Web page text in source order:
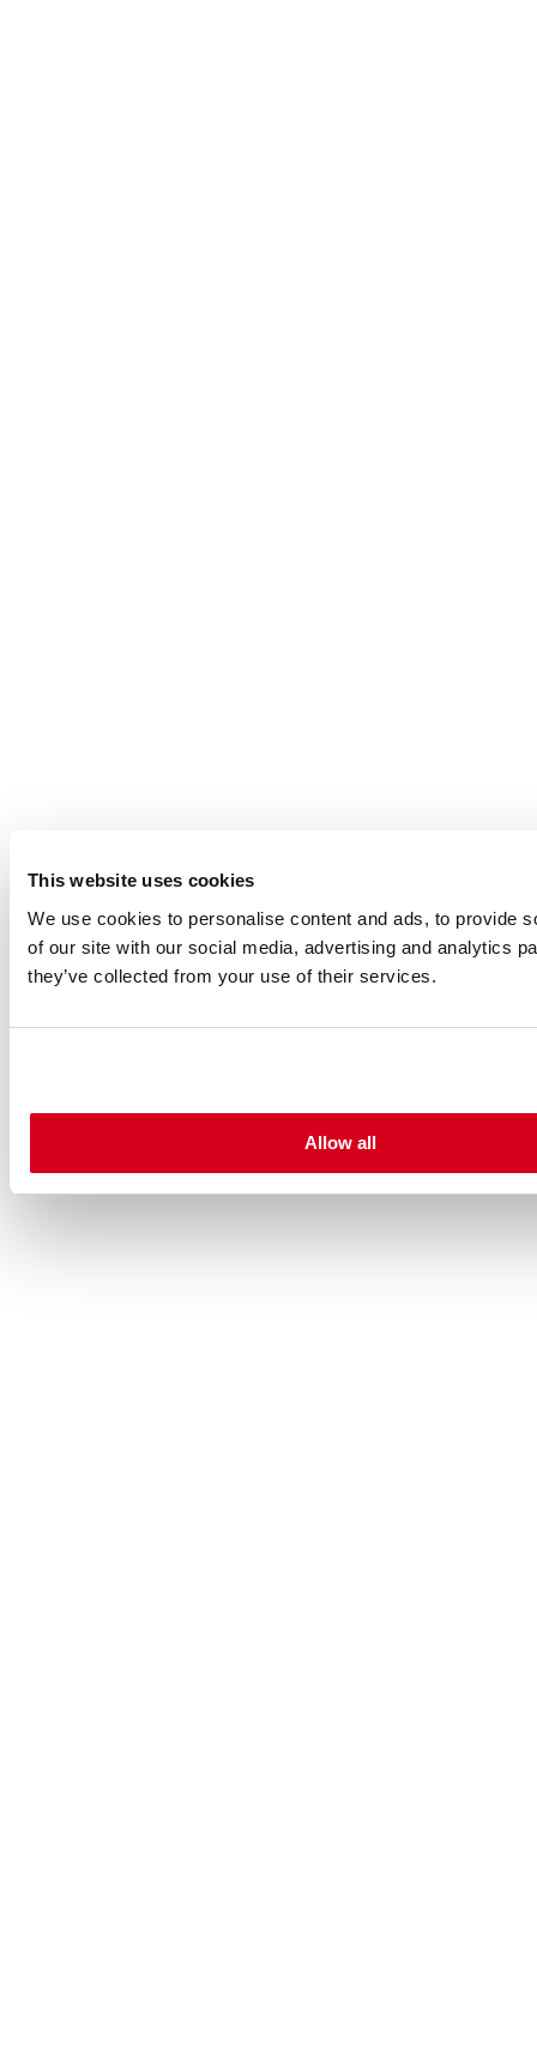
This website uses cookies
We use cookies to personalise content and ads, to provide
of our site with our social media, advertising and analytics
they’ve collected from your use of their services.
Allow all